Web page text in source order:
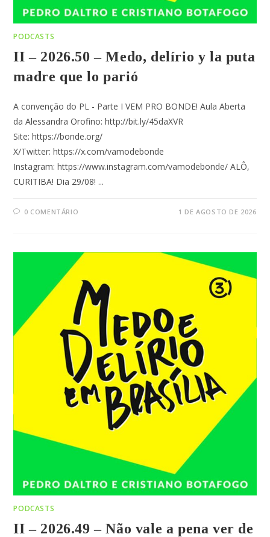
PODCASTS
II – 2026.50 – Medo, delírio y la puta
madre que lo parió
A convenção do PL - Parte I VEM PRO BONDE! Aula Aberta
da Alessandra Orofino: http://bit.ly/45daXVR
Site: https://bonde.org/
X/Twitter: https://x.com/vamodebonde
Instagram: https://www.instagram.com/vamodebonde/ ALÔ,
CURITIBA! Dia 29/08! ...
0 COMENTÁRIO 1 DE AGOSTO DE 2026
PODCASTS
II – 2026.49 – Não vale a pena ver de